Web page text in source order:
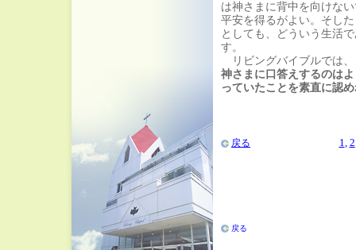
は神さまに背中を向けな
平安を得るがよい。そし
としても、どういう生活
す。
リビングバイブルでは、
神さまに口答えするのは
っていたことを素直に認
戻る 1, 2
戻る